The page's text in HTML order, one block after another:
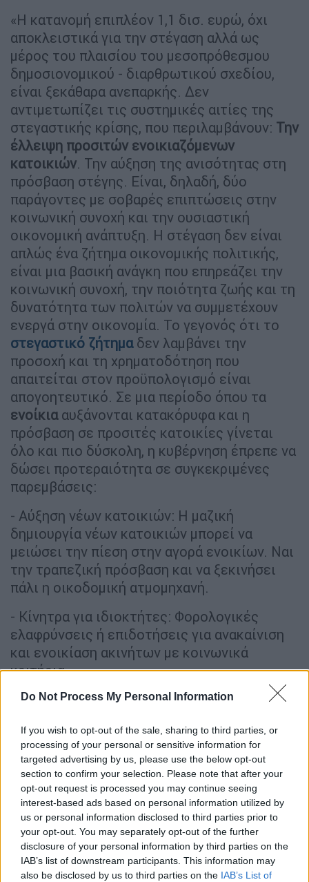
Do Not Process My Personal Information
If you wish to opt-out of the sale, sharing to third parties, or
processing of your personal or sensitive information for
targeted advertising by us, please use the below opt-out
section to confirm your selection. Please note that after your
opt-out request is processed you may continue seeing
interest-based ads based on personal information utilized by
us or personal information disclosed to third parties prior to
your opt-out. You may separately opt-out of the further
disclosure of your personal information by third parties on the
IAB’s list of downstream participants. This information may
also be disclosed by us to third parties on the IAB’s List of
«Η κατανομή επιπλέον 1,1 δισ. ευρώ, όχι
αποκλειστικά για την στέγαση αλλά ως
μέρος του πλαισίου του μεσοπρόθεσμου
δημοσιονομικού - διαρθρωτικού σχεδίου,
είναι ξεκάθαρα ανεπαρκής. Δεν
αντιμετωπίζει τις συστημικές αιτίες της
στεγαστικής κρίσης, που περιλαμβάνουν: Την
έλλειψη προσιτών ενοικιαζόμενων
κατοικιών. Την αύξηση της ανισότητας στη
πρόσβαση στέγης. Είναι, δηλαδή, δύο
παράγοντες με σοβαρές επιπτώσεις στην
κοινωνική συνοχή και την ουσιαστική
οικονομική ανάπτυξη. Η στέγαση δεν είναι
απλώς ένα ζήτημα οικονομικής πολιτικής,
είναι μια βασική ανάγκη που επηρεάζει την
κοινωνική συνοχή, την ποιότητα ζωής και τη
δυνατότητα των πολιτών να συμμετέχουν
ενεργά στην οικονομία. Το γεγονός ότι το
στεγαστικό ζήτημαδεν λαμβάνει την
προσοχή και τη χρηματοδότηση που
απαιτείται στον προϋπολογισμό είναι
απογοητευτικό. Σε μια περίοδο όπου τα
ενοίκιααυξάνονται κατακόρυφα και η
πρόσβαση σε προσιτές κατοικίες γίνεται
όλο και πιο δύσκολη, η κυβέρνηση έπρεπε να
δώσει προτεραιότητα σε συγκεκριμένες
παρεμβάσεις:
- Αύξηση νέων κατοικιών: Η μαζική
δημιουργία νέων κατοικιών μπορεί να
μειώσει την πίεση στην αγορά ενοικίων. Ναι
την τραπεζική πρόσβαση και να ξεκινήσει
πάλι η οικοδομική ατμομηχανή.
- Κίνητρα για ιδιοκτήτες: Φορολογικές
ελαφρύνσεις ή επιδοτήσεις για ανακαίνιση
και ενοικίαση ακινήτων με κοινωνικά
κριτήρια.
- Ρύθμιση της αγοράς ενοικίων:
κερδοσκοπίας με πλαφόν στις αυξήσεις των
ενοικίων».
Ο πρόεδρος των «Σπαρτιατών» προσέθεσε
για το ίδιο θέμα: «Το στεγαστικό ζήτημα
αφορά τις νέες γενιές, τις οικογένειες με
χαμηλά εισοδήματα, αλλά και τη μεσαία τάξη
που πλήττεται από την ακρίβεια. Είναι
αδιανόητο να μην υπάρχει στον